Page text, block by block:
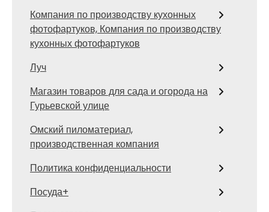
Компания по производству кухонных
фотофартуков, Компания по производству
кухонных фотофартуков
Луч
Магазин товаров для сада и огорода на
Гурьевской улице
Омский пиломатериал,
производственная компания
Политика конфиденциальности
Посуда+